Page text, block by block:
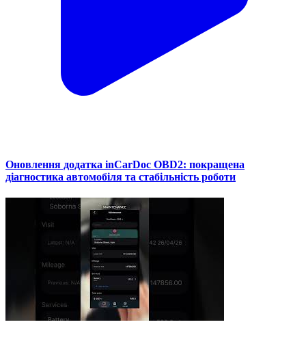
Оновлення додатка inCarDoc OBD2: покращена
діагностика автомобіля та стабільність роботи